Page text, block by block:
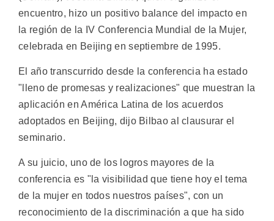
encuentro, hizo un positivo balance del impacto en
la región de la IV Conferencia Mundial de la Mujer,
celebrada en Beijing en septiembre de 1995.
El año transcurrido desde la conferencia ha estado
"lleno de promesas y realizaciones" que muestran la
aplicación en América Latina de los acuerdos
adoptados en Beijing, dijo Bilbao al clausurar el
seminario.
A su juicio, uno de los logros mayores de la
conferencia es "la visibilidad que tiene hoy el tema
de la mujer en todos nuestros países", con un
reconocimiento de la discriminación a que ha sido